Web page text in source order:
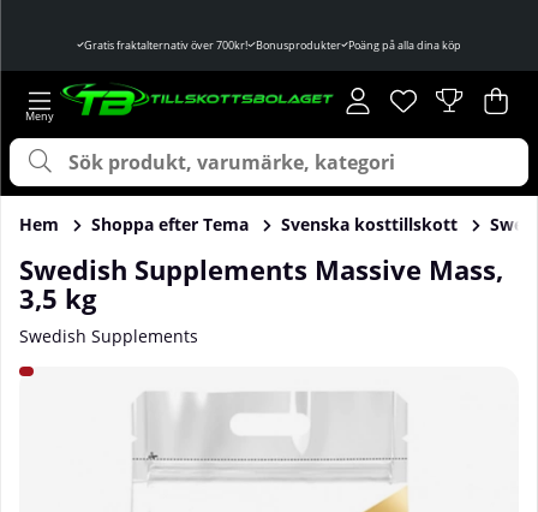
Gratis fraktalternativ över 700kr! Bonusprodukter Poäng på alla dina köp
Önskelista
Antal i
. .
Hem Shoppa efter Tema Svenska kosttillskott
Swedish Supplements Massive Mass,
3,5 kg
Swedish Supplements
Produktbilder Swedish Supplements Massive Mass, 3,5 kg